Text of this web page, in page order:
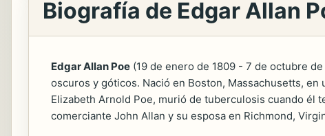
Biografía de Edgar Allan
Edgar Allan Poe (19 de enero de 1809 - 7 de octubre
oscuros y góticos. Nació en Boston, Massachusetts, en
Elizabeth Arnold Poe, murió de tuberculosis cuando él
comerciante John Allan y su esposa en Richmond,